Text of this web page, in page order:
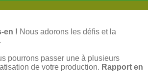
en ! Nous adorons les défis et la
pourrons passer une à plusieurs
de votre production. Rapport en